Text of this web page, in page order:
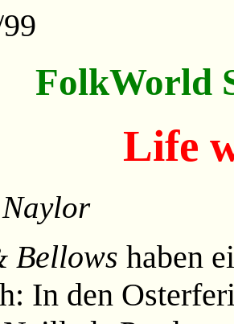
FolkWorld
Life
Bellows haben
In den